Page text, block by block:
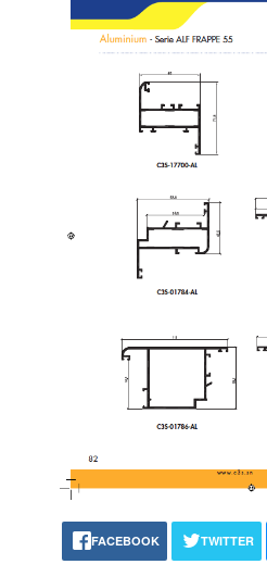
FACEBOOK TWITTER